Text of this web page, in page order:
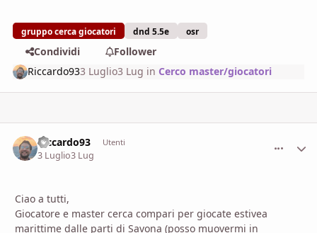
gruppo cerca giocatori dnd 5.5e osr
Condividi
Follower
Riccardo933 Luglio3 Lug in Cerco master/giocatori
Riccardo93 Utenti
3 Luglio3 Lug
Ciao a tutti,
Giocatore e master cerca compari per giocate estivea
marittime dalle parti di Savona (posso muovermi in